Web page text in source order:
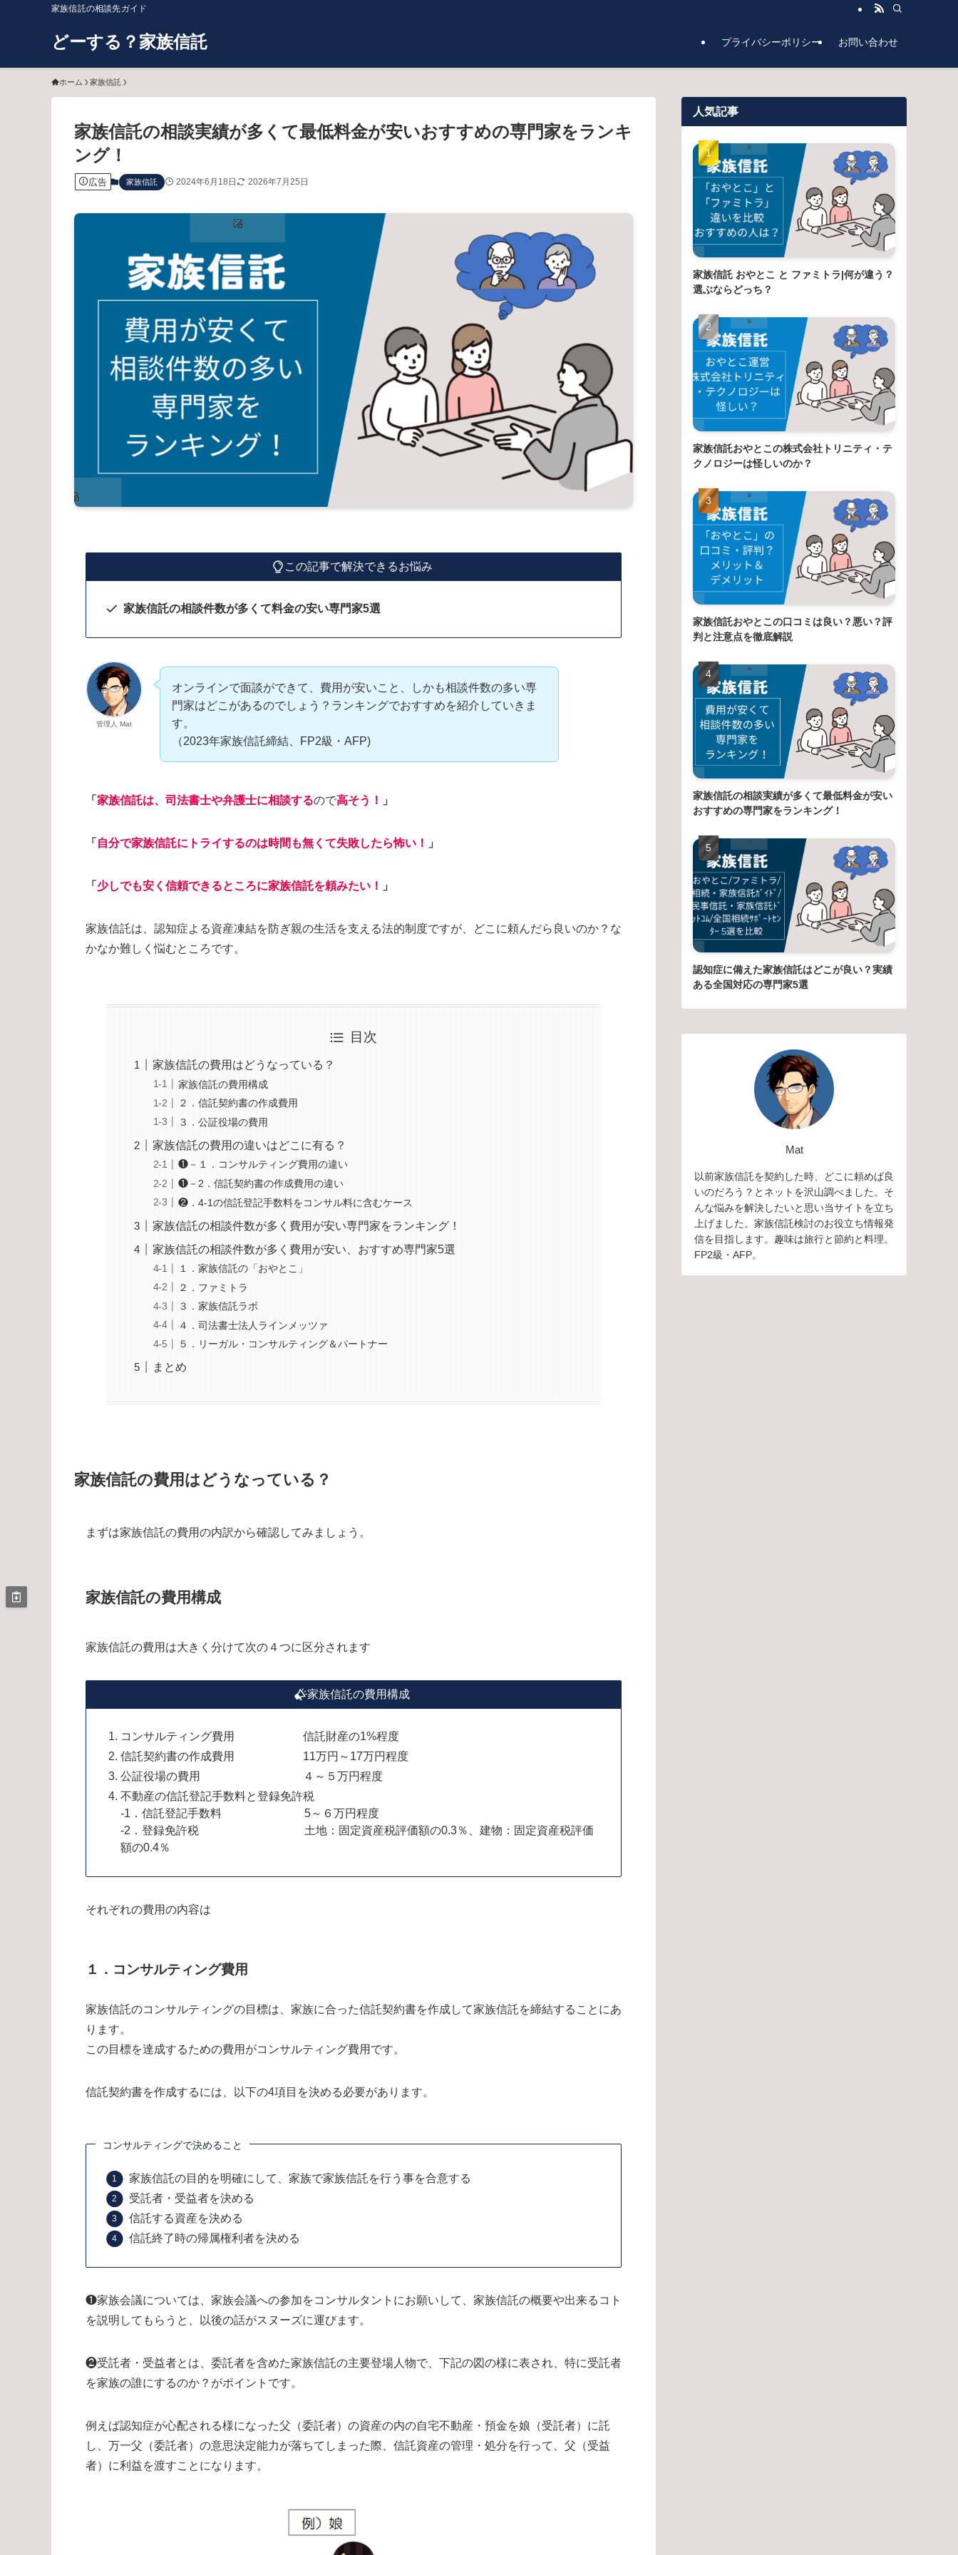
家族信託の相談先ガイド
どーする？家族信託 プライバシーポリシー お問い合わせ
ホーム 家族信託
家族信託の相談実績が多くて最低料金が安いおすすめの専門家をランキ
ング！
広告 家族信託 2024年6月18日 2026年7月25日
この記事で解決できるお悩み
家族信託の相談件数が多くて料金の安い専門家5選
管理人 Mat
オンラインで面談ができて、費用が安いこと、しかも相談件数の多い専
門家はどこがあるのでしょう？ランキングでおすすめを紹介していきま
す。
（2023年家族信託締結、FP2級・AFP)
「 家族信託は、司法書士や弁護士に相談するので高そう！ 」
「 自分で家族信託にトライするのは時間も無くて失敗したら怖い！ 」
「 少しでも安く信頼できるところに家族信託を頼みたい！ 」
家族信託は、認知症よる資産凍結を防ぎ親の生活を支える法的制度ですが、どこに頼んだら良いのか？な
かなか難しく悩むところです。
目次
家族信託の費用はどうなっている？
家族信託の費用構成
２．信託契約書の作成費用
３．公証役場の費用
家族信託の費用の違いはどこに有る？
❶－１．コンサルティング費用の違い
❶－2．信託契約書の作成費用の違い
❷．4-1の信託登記手数料をコンサル料に含むケース
家族信託の相談件数が多く費用が安い専門家をランキング！
家族信託の相談件数が多く費用が安い、おすすめ専門家5選
１．家族信託の「おやとこ」
２．ファミトラ
３．家族信託ラボ
４．司法書士法人ラインメッツァ
５．リーガル・コンサルティング＆パートナー
まとめ
家族信託の費用はどうなっている？
まずは家族信託の費用の内訳から確認してみましょう。
家族信託の費用構成
家族信託の費用は大きく分けて次の４つに区分されます
家族信託の費用構成
コンサルティング費用 信託財産の1%程度
信託契約書の作成費用 11万円～17万円程度
公証役場の費用 ４～５万円程度
不動産の信託登記手数料と登録免許税
-1．信託登記手数料 5～６万円程度
-2．登録免許税 土地：固定資産税評価額の0.3％、建物：固定資産税評価
額の0.4％
それぞれの費用の内容は
１．コンサルティング費用
家族信託のコンサルティングの目標は、家族に合った信託契約書を作成して家族信託を締結することにあ
ります。
この目標を達成するための費用がコンサルティング費用です。
信託契約書を作成するには、以下の4項目を決める必要があります。
コンサルティングで決めること
家族信託の目的を明確にして、家族で家族信託を行う事を合意する
受託者・受益者を決める
信託する資産を決める
信託終了時の帰属権利者を決める
❶家族会議については、家族会議への参加をコンサルタントにお願いして、家族信託の概要や出来るコト
を説明してもらうと、以後の話がスヌーズに運びます。
❷受託者・受益者とは、委託者を含めた家族信託の主要登場人物で、下記の図の様に表され、特に受託者
を家族の誰にするのか？がポイントです。
例えば認知症が心配される様になった父（委託者）の資産の内の自宅不動産・預金を娘（受託者）に託
し、万一父（委託者）の意思決定能力が落ちてしまった際、信託資産の管理・処分を行って、父（受益
者）に利益を渡すことになります。
人気記事
家族信託 おやとこ と ファミトラ|何が違う？
選ぶならどっち？
家族信託おやとこの株式会社トリニティ・テ
クノロジーは怪しいのか？
家族信託おやとこの口コミは良い？悪い？評
判と注意点を徹底解説
家族信託の相談実績が多くて最低料金が安い
おすすめの専門家をランキング！
認知症に備えた家族信託はどこが良い？実績
ある全国対応の専門家5選
Mat
以前家族信託を契約した時、どこに頼めば良
いのだろう？とネットを沢山調べました。そ
んな悩みを解決したいと思い当サイトを立ち
上げました。家族信託検討のお役立ち情報発
信を目指します。趣味は旅行と節約と料理。
FP2級・AFP。